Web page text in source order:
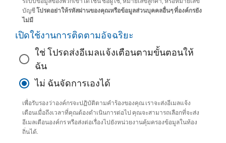
บัญชีโปรดอย่าให้รหัสผ่านของคุณหรือข้อมูลส่วนบุคคลอื่นๆ ที่องค์กรยัง
ไม่มี
เปิดใช้งานการติดตามอัจฉริยะ
ใช่ โปรดส่งอีเมลแจ้งเตือนตามขั้นตอนให้
ฉัน
ไม่ ฉันจัดการเองได้
เพื่อรับรองว่าองค์กรจะปฏิบัติตามคำร้องของคุณ เราจะส่งอีเมลแจ้ง
เตือนเมื่อถึงเวลาที่คุณต้องดำเนินการต่อไป คุณจะสามารถเลือกที่จะส่ง
อีเมลเตือนองค์กร หรือส่งต่อเรื่องไปยังหน่วยงานคุ้มครองข้อมูลในท้อง
ถิ่นได้.